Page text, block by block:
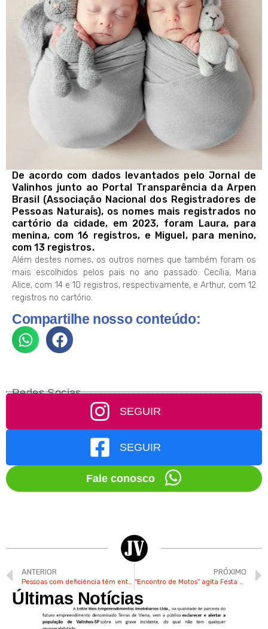
De acordo com dados levantados pelo Jornal de
Valinhos junto ao Portal Transparência da Arpen
Brasil (Associação Nacional dos Registradores de
Pessoas Naturais), os nomes mais registrados no
cartório da cidade, em 2023, foram Laura, para
menina, com 16 registros, e Miguel, para menino,
com 13 registros.
Além destes nomes, os outros nomes que também foram os
mais escolhidos pelos pais no ano passado: Cecília, Maria
Alice, com 14 e 10 registros, respectivamente, e Arthur, com 12
registros no cartório.
Compartilhe nosso conteúdo:
Redes Socias
SEGUIR
SEGUIR
Fale conosco
ANTERIOR
Pessoas com deficiência têm entrada gratuita nos shows da Festa do Figo
PRÓXIMO
“Encontro de Motos” agita Festa do Figo neste domingo
Últimas Notícias